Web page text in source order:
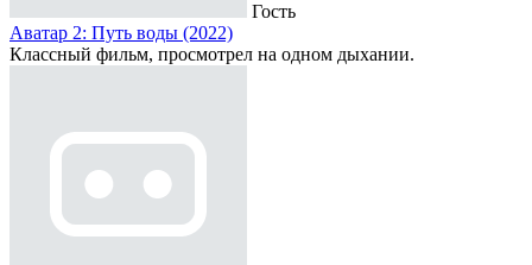
Гость
Аватар 2: Путь воды (2022)
Классный фильм, просмотрел на одном дыхании.